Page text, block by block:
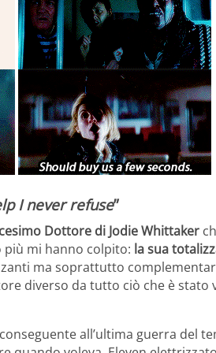
I never refuse”
Dottore di Jodie Whittaker
più mi hanno colpito: la sua
ma soprattutto
diverso da tutto ciò che è stato
all’ultima guerra del